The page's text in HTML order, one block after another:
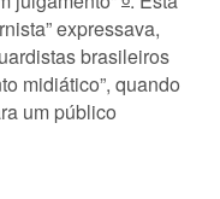
expressava,
brasileiros
midiático”, quando
um público